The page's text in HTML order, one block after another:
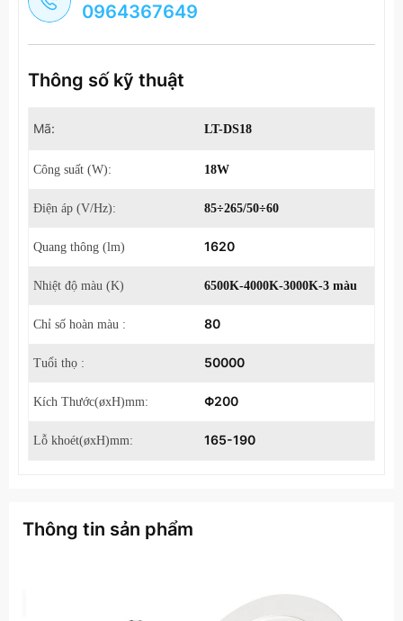
0964367649
Thông số kỹ thuật
Mã: LT-DS18
Công suất (W): 18W
Điện áp (V/Hz): 85÷265/50÷60
Quang thông (lm) 1620
Nhiệt độ màu (K) 6500K-4000K-3000K-3 màu
Chỉ số hoàn màu : 80
Tuổi thọ : 50000
Kích Thước(øxH)mm: Φ200
Lỗ khoét(øxH)mm: 165-190
Thông tin sản phẩm